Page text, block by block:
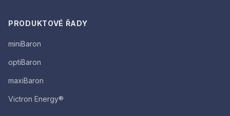
PRODUKTOVÉ ŘADY
miniBaron
optiBaron
maxiBaron
Victron Energy®